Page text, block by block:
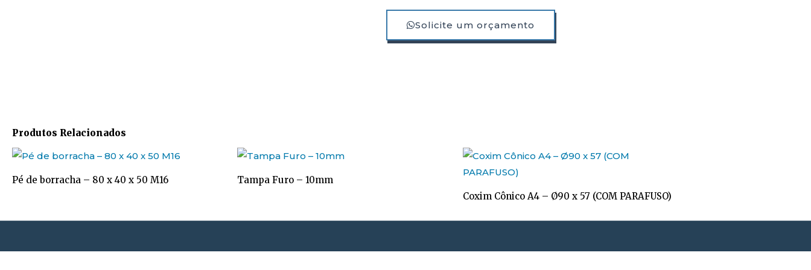
Solicite um orçamento
Produtos Relacionados
Pé de borracha – 80 x 40 x 50 M16
Tampa Furo – 10mm
Coxim Cônico A4 – Ø90 x 57 (COM PARAFUSO)